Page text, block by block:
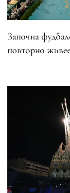
Започна
повторно